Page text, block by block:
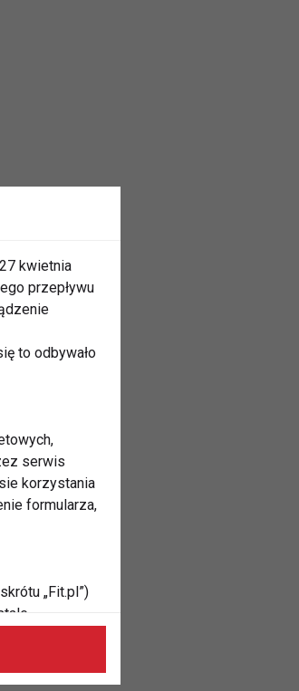
kwietnia
przepływu
to odbywało
serwis
korzystania
formularza,
„Fit.pl”)